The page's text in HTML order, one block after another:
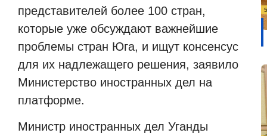
представителей более 100 стран,
которые уже обсуждают важнейшие
проблемы стран Юга, и ищут консенсус
для их надлежащего решения, заявило
Министерство иностранных дел на
платформе.
Министр иностранных дел Уганды